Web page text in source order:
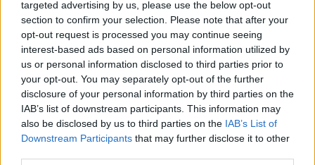
targeted advertising by us, please use the below opt-out
section to confirm your selection. Please note that after your
opt-out request is processed you may continue seeing
interest-based ads based on personal information utilized by
us or personal information disclosed to third parties prior to
your opt-out. You may separately opt-out of the further
disclosure of your personal information by third parties on the
IAB’s list of downstream participants. This information may
also be disclosed by us to third parties on the IAB’s List of
Downstream Participants that may further disclose it to other
Le nuove generazioni
guidano la rivalutazione di
modelli come la Lancia Delta
A differenza dei cinquantenni, i quarantenni di oggi
mostrano gusti diversi: non cercano più la Jaguar E-
Type, ma vogliono le auto dei loro sogni d’infanzia,